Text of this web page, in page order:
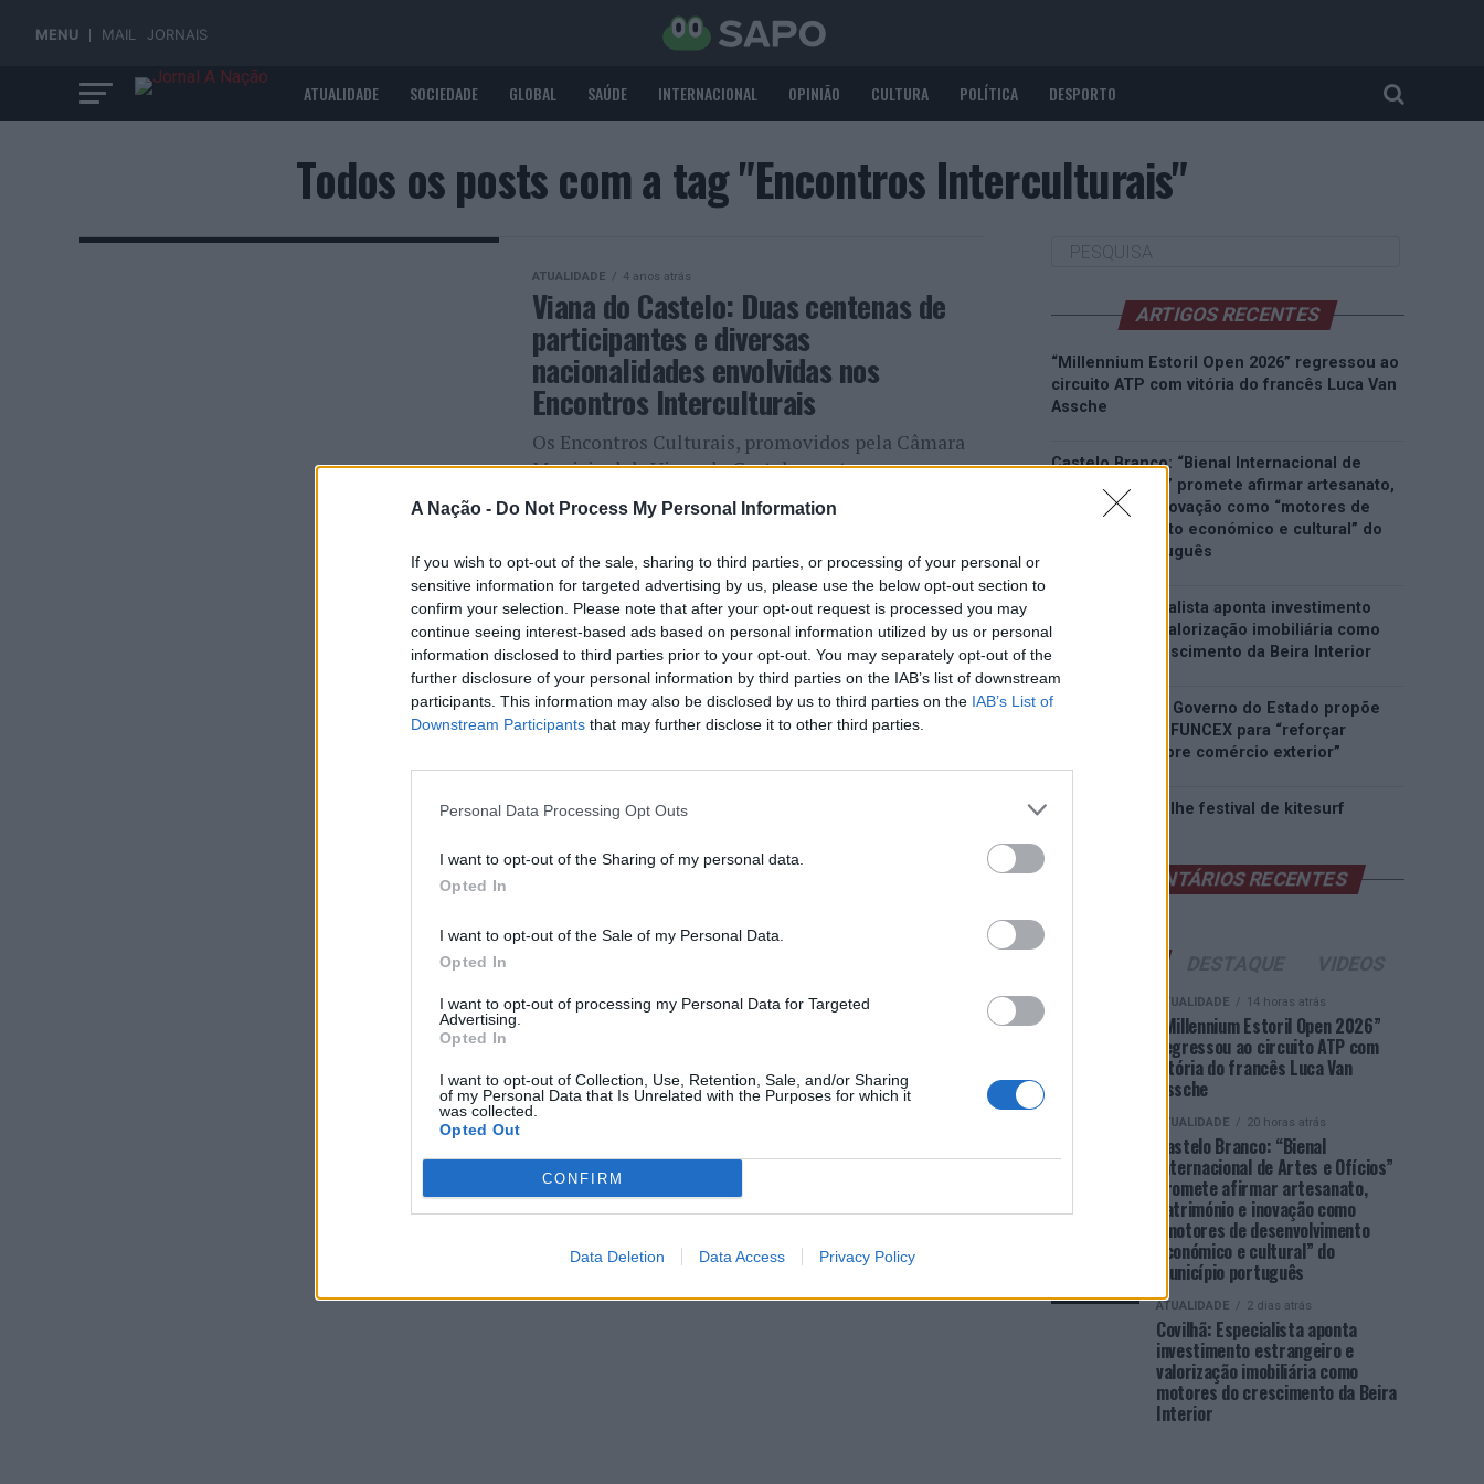
A Nação - Do Not Process My Personal Information
If you wish to opt-out of the sale, sharing to third parties, or processing of your personal or
sensitive information for targeted advertising by us, please use the below opt-out section to
confirm your selection. Please note that after your opt-out request is processed you may
continue seeing interest-based ads based on personal information utilized by us or personal
information disclosed to third parties prior to your opt-out. You may separately opt-out of the
further disclosure of your personal information by third parties on the IAB’s list of downstream
participants. This information may also be disclosed by us to third parties on the IAB’s List of
Downstream Participants that may further disclose it to other third parties.
Personal Data Processing Opt Outs
I want to opt-out of the Sharing of my personal data.
Opted In
I want to opt-out of the Sale of my Personal Data.
Opted In
I want to opt-out of processing my Personal Data for Targeted
Advertising.
Opted In
I want to opt-out of Collection, Use, Retention, Sale, and/or Sharing
of my Personal Data that Is Unrelated with the Purposes for which it
was collected.
Opted Out
CONFIRM
Data Deletion Data Access Privacy Policy
MENU MAIL JORNAIS
ATUALIDADE SOCIEDADE GLOBAL SAÚDE INTERNACIONAL OPINIÃO CULTURA POLÍTICA DESPORTO
Todos os posts com a tag "Encontros Interculturais"
ATUALIDADE 4 anos atrás
Viana do Castelo: Duas centenas de
participantes e diversas
nacionalidades envolvidas nos
Encontros Interculturais
Os Encontros Culturais, promovidos pela Câmara
Municipal de Viana do Castelo, contaram, na
passada semana, com cerca de 200 participantes e
reuniram diversas nacionalidades e entidades....
ARTIGOS RECENTES
“Millennium Estoril Open 2026” regressou ao
circuito ATP com vitória do francês Luca Van
Assche
Castelo Branco: “Bienal Internacional de
Artes e Ofícios” promete afirmar artesanato,
património e inovação como “motores de
desenvolvimento económico e cultural” do
município português
Covilhã: Especialista aponta investimento
estrangeiro e valorização imobiliária como
motores do crescimento da Beira Interior
Rio de Janeiro: Governo do Estado propõe
parceria com a FUNCEX para “reforçar
inteligência sobre comércio exterior”
Esposende acolhe festival de kitesurf
COMENTÁRIOS RECENTES
ATUALIDADE 14 horas atrás
“Millennium Estoril Open 2026”
regressou ao circuito ATP com
vitória do francês Luca Van
Assche
ATUALIDADE 20 horas atrás
Castelo Branco: “Bienal
Internacional de Artes e Ofícios”
promete afirmar artesanato,
património e inovação como
“motores de desenvolvimento
económico e cultural” do
município português
ATUALIDADE 2 dias atrás
Covilhã: Especialista aponta
investimento estrangeiro e
valorização imobiliária como
motores do crescimento da Beira
Interior